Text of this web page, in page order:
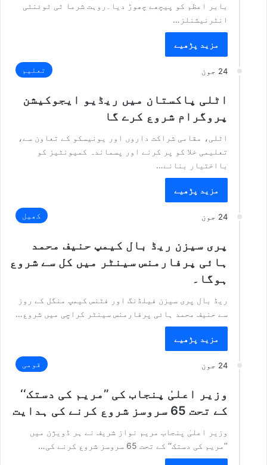
بابر اعظم کو پیچھے چھوڑ دیا۔روہت شرما ٹی ٹوئنٹی
انٹرنیشنلز…
مزید پڑھیے
24 جون تعلیم
اٹلی پاکستان میں ریڈیو ایجوکیشن
پروگرام شروع کرے گا
اٹلی، مقامی شراکت داروں اور یونیسکو کے تعاون سے،
تعلیمی خلا کو پر کرنے اور پسماندہ کمیونٹیز کو
بااختیار بنانے…
مزید پڑھیے
24 جون کھیل
پری سیزن ریڈ بال کیمپ حنیف محمد
ہائی پرفارمنس سینٹر میں کل سے شروع
ہوگا۔
ریڈ بال پری سیزن فیلڈنگ اور فٹنس کیمپ منگل کے روز
سے حنیف محمد ہائی پرفارمنس سینٹر کراچی میں شروع…
مزید پڑھیے
24 جون قومی
وزیر اعلیٰ پنجاب کی ’’مریم کی دستک‘‘
کے تحت 65 سروسز شروع کرنے کی ہدایت
وزیر اعلیٰ پنجاب مریم نواز شریف نے ہر ڈویژن میں
’’مریم کی دستک‘‘ کے تحت 65 سروسز شروع کرنے کی…